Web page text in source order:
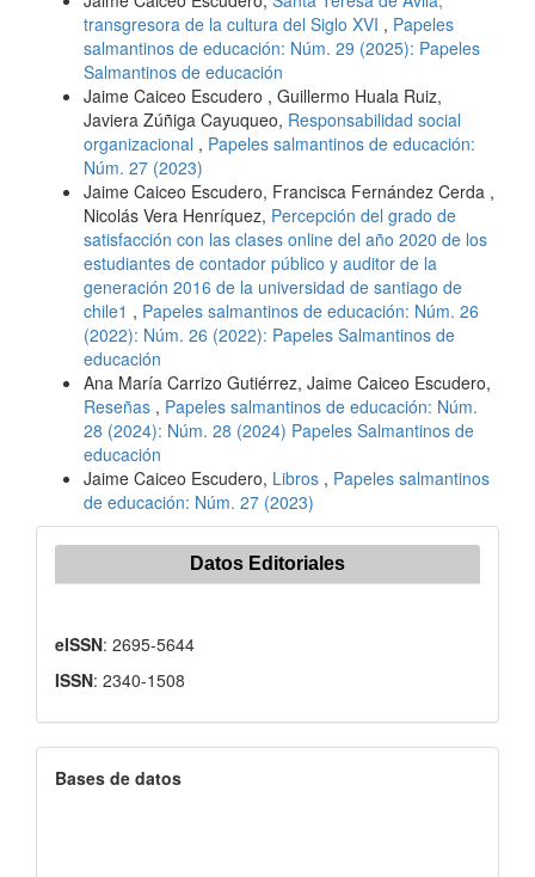
transgresora de la cultura del Siglo XVI , Papeles
salmantinos de educación: Núm. 29 (2025): Papeles
Salmantinos de educación
Jaime Caiceo Escudero , Guillermo Huala Ruiz,
Javiera Zúñiga Cayuqueo, Responsabilidad social
organizacional , Papeles salmantinos de educación:
Núm. 27 (2023)
Jaime Caiceo Escudero, Francisca Fernández Cerda ,
Nicolás Vera Henríquez, Percepción del grado de
satisfacción con las clases online del año 2020 de los
estudiantes de contador público y auditor de la
generación 2016 de la universidad de santiago de
chile1 , Papeles salmantinos de educación: Núm. 26
(2022): Núm. 26 (2022): Papeles Salmantinos de
educación
Ana María Carrizo Gutiérrez, Jaime Caiceo Escudero,
Reseñas , Papeles salmantinos de educación: Núm.
28 (2024): Núm. 28 (2024) Papeles Salmantinos de
educación
Jaime Caiceo Escudero, Libros , Papeles salmantinos
de educación: Núm. 27 (2023)
Datos Editoriales
eISSN: 2695-5644
ISSN: 2340-1508
Bases de datos